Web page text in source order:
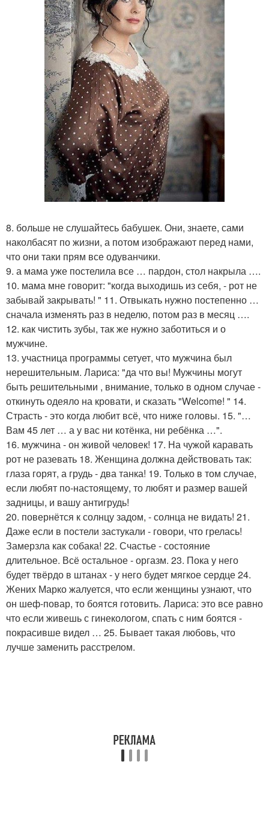
8. больше не слушайтесь бабушек. Они, знаете, сами
наколбасят по жизни, а потом изображают перед нами,
что они таки прям все одуванчики.
9. а мама уже постелила все … пардон, стол накрыла ….
10. мама мне говорит: "когда выходишь из себя, - рот не
забывай закрывать! " 11. Отвыкать нужно постепенно …
сначала изменять раз в неделю, потом раз в месяц ….
12. как чистить зубы, так же нужно заботиться и о
мужчине.
13. участница программы сетует, что мужчина был
нерешительным. Лариса: "да что вы! Мужчины могут
быть решительными , внимание, только в одном случае -
откинуть одеяло на кровати, и сказать "Welcome! " 14.
Страсть - это когда любит всё, что ниже головы. 15. "…
Вам 45 лет … а у вас ни котёнка, ни ребёнка …".
16. мужчина - он живой человек! 17. На чужой каравать
рот не разевать 18. Женщина должна действовать так:
глаза горят, а грудь - два танка! 19. Только в том случае,
если любят по-настоящему, то любят и размер вашей
задницы, и вашу антигрудь!
20. повернётся к солнцу задом, - солнца не видать! 21.
Даже если в постели застукали - говори, что грелась!
Замерзла как собака! 22. Счастье - состояние
длительное. Всё остальное - оргазм. 23. Пока у него
будет твёрдо в штанах - у него будет мягкое сердце 24.
Жених Марко жалуется, что если женщины узнают, что
он шеф-повар, то боятся готовить. Лариса: это все равно
что если живешь с гинекологом, спать с ним боятся -
покрасивше видел … 25. Бывает такая любовь, что
лучше заменить расстрелом.